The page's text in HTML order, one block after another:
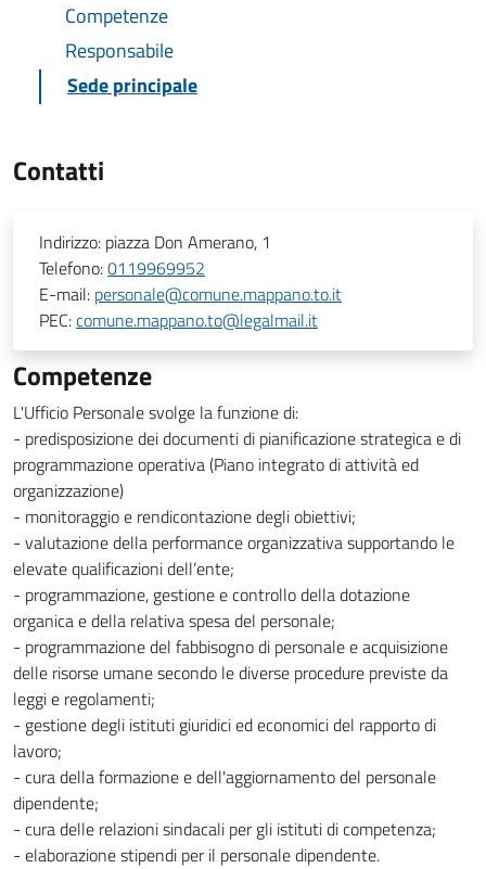
Competenze
Responsabile
Sede principale
Contatti
Indirizzo: piazza Don Amerano, 1
Telefono:0119969952
E-mail: personale@comune.mappano.to.it
PEC:comune.mappano.to@legalmail.it
Competenze
L'Ufficio Personale svolge la funzione di:
- predisposizione dei documenti di pianificazione strategica e di
programmazione operativa (Piano integrato di attività ed
organizzazione)
- monitoraggio e rendicontazione degli obiettivi;
- valutazione della performance organizzativa supportando le
elevate qualificazioni dell’ente;
- programmazione, gestione e controllo della dotazione
organica e della relativa spesa del personale;
- programmazione del fabbisogno di personale e acquisizione
delle risorse umane secondo le diverse procedure previste da
leggi e regolamenti;
- gestione degli istituti giuridici ed economici del rapporto di
lavoro;
- cura della formazione e dell'aggiornamento del personale
dipendente;
- cura delle relazioni sindacali per gli istituti di competenza;
- elaborazione stipendi per il personale dipendente.